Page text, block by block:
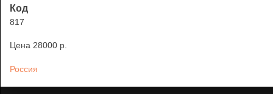
Код
817
Цена 28000 p.
Россия